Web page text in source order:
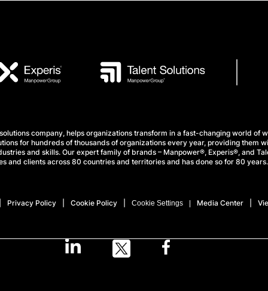
company, helps organizations transform in a fast-changing world of
for hundreds of thousands of organizations every year, providing them
and skills. Our expert family of brands – Manpower®, Experis®, and
and clients across 80 countries and territories and has done so for 80 years.
Privacy Policy Cookie Policy Cookie Settings Media Center